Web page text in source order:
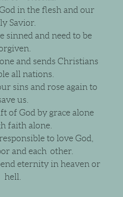
in the flesh and our
Savior.
sinned and need to be
and sends Christians
all nations.
sins and rose again to
us.
of God by grace alone
faith alone.
to love God,
and each other.
eternity in heaven or
hell.